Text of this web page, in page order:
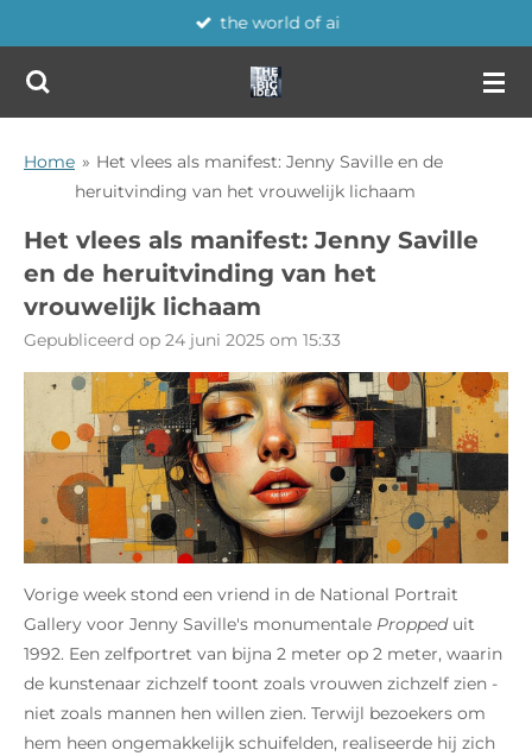
naar
de
the world of ai
Home » Het vlees als manifest: Jenny Saville en de
heruitvinding van het vrouwelijk lichaam
Het vlees als manifest: Jenny Saville
en de heruitvinding van het
vrouwelijk lichaam
Gepubliceerd op 24 juni 2025 om 15:33
Vorige week stond een vriend in de National Portrait
Gallery voor Jenny Saville's monumentale Proppeduit
1992. Een zelfportret van bijna 2 meter op 2 meter, waarin
de kunstenaar zichzelf toont zoals vrouwen zichzelf zien -
niet zoals mannen hen willen zien. Terwijl bezoekers om
hem heen ongemakkelijk schuifelden, realiseerde hij zich